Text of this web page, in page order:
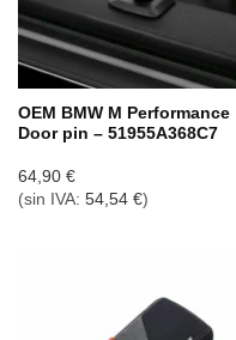
OEM BMW M Performance
Door pin – 51955A368C7
64,90 €
(sin IVA: 54,54 €)